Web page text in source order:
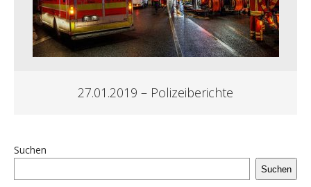
27.01.2019 – Polizeiberichte
Suchen
Suchen